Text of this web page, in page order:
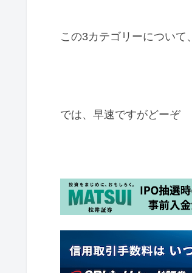
この3カテゴリーについて、
では、早速ですがどーぞ